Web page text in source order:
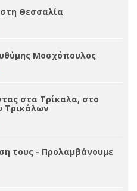
επιστρέφει
Θεσσαλία
Μοσχόπουλος
στα Τρίκαλα, στο